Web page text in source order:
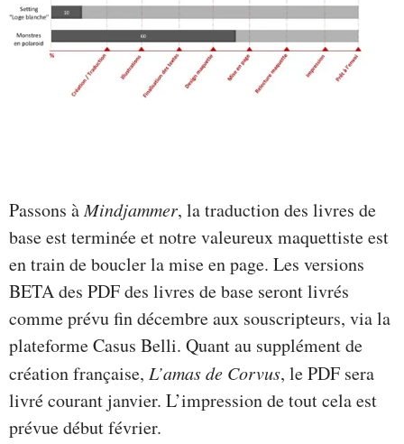
Passons àMindjammer, la traduction des livres de
base est terminée et notre valeureux maquettiste est
en train de boucler la mise en page. Les versions
BETA des PDF des livres de base seront livrés
comme prévu fin décembre aux souscripteurs, via la
plateforme Casus Belli. Quant au supplément de
création française, L’amas de Corvus, le PDF sera
livré courant janvier. L’impression de tout cela est
prévue début février.